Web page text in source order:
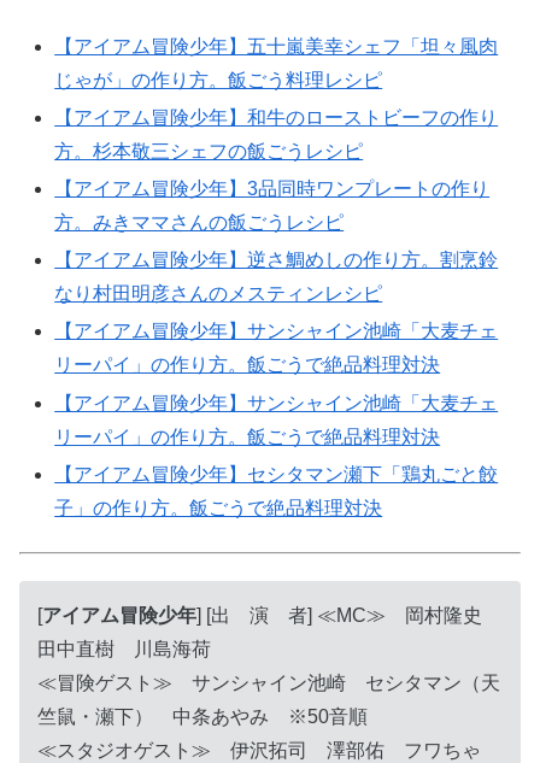
【アイアム冒険少年】五十嵐美幸シェフ「坦々風肉
じゃが」の作り方。飯ごう料理レシピ
【アイアム冒険少年】和牛のローストビーフの作り
方。杉本敬三シェフの飯ごうレシピ
【アイアム冒険少年】3品同時ワンプレートの作り
方。みきママさんの飯ごうレシピ
【アイアム冒険少年】逆さ鯛めしの作り方。割烹鈴
なり村田明彦さんのメスティンレシピ
【アイアム冒険少年】サンシャイン池崎「大麦チェ
リーパイ」の作り方。飯ごうで絶品料理対決
【アイアム冒険少年】サンシャイン池崎「大麦チェ
リーパイ」の作り方。飯ごうで絶品料理対決
【アイアム冒険少年】セシタマン瀬下「鶏丸ごと餃
子」の作り方。飯ごうで絶品料理対決
アイアム冒険少年 ] [出 演 者] ≪MC≫ 岡村隆史
田中直樹 川島海荷
≪冒険ゲスト≫ サンシャイン池崎 セシタマン（天
竺鼠・瀬下） 中条あやみ ※50音順
≪スタジオゲスト≫ 伊沢拓司 澤部佑 フワちゃ